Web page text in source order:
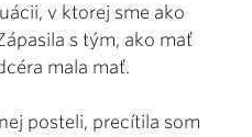
v ktorej sme ako
s tým, ako mať
mala mať.
posteli, precítila som